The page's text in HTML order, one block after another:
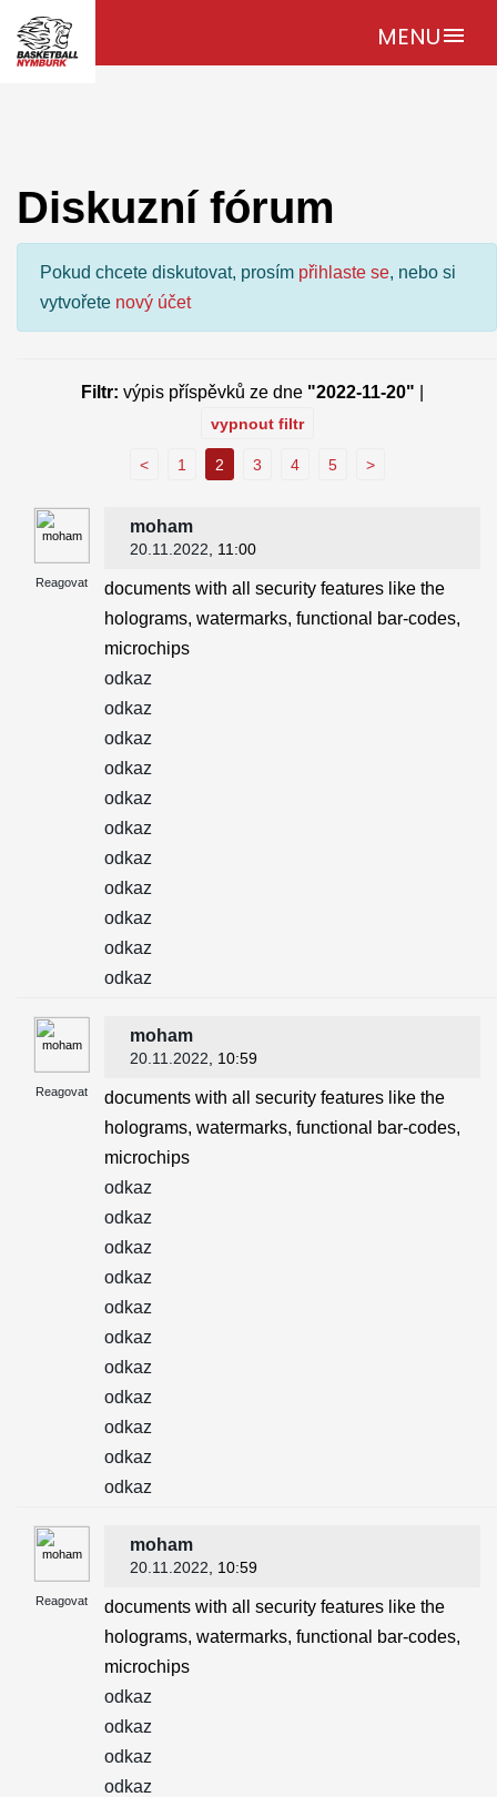
MENUmenu
Diskuzní fórum
Pokud chcete diskutovat, prosím přihlaste se, nebo si
vytvořete nový účet
Filtr: výpis příspěvků ze dne "2022-11-20"
vypnout filtr
< 1 2 3 4 5 >
Reagovat
moham
20.11.2022 , 11:00
documents with all security features like the
holograms, watermarks, functional bar-codes,
microchips
odkaz
odkaz
odkaz
odkaz
odkaz
odkaz
odkaz
odkaz
odkaz
odkaz
odkaz
Reagovat
moham
20.11.2022 , 10:59
documents with all security features like the
holograms, watermarks, functional bar-codes,
microchips
odkaz
odkaz
odkaz
odkaz
odkaz
odkaz
odkaz
odkaz
odkaz
odkaz
odkaz
Reagovat
moham
20.11.2022 , 10:59
documents with all security features like the
holograms, watermarks, functional bar-codes,
microchips
odkaz
odkaz
odkaz
odkaz